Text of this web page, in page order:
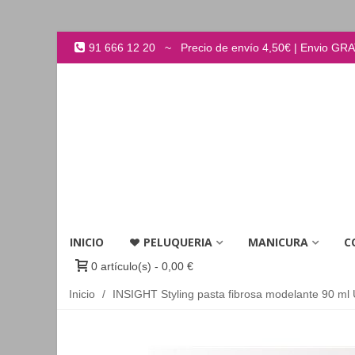
91 666 12 20 ~ Precio de envío 4,50€ | Envio
INICIO PELUQUERIA MANICURA
0 artículo(s) - 0,00 €
Inicio / INSIGHT Styling pasta fibrosa modelante 90 ml